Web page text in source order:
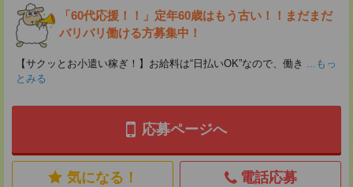
「60代応援！！」定年60歳はもう古い！！まだまだ
バリバリ働ける方募集中！
【サクッとお小遣い稼ぎ！】お給料は“日払いOK”なので、働き ...もっ
とみる
応募ページへ
気になる！ 電話応募